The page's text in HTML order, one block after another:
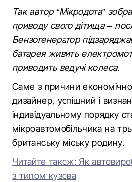
Так автор “Мікродота”
приводу свого дітища –
Бензогенератор
батарея живить
приводить ведучі колеса.
Саме з причини
дизайнер, успішний і
індивідуальному порядку
мікроавтомобільчика на
британську міську родину.
Читайте також: Як
з типом кузова